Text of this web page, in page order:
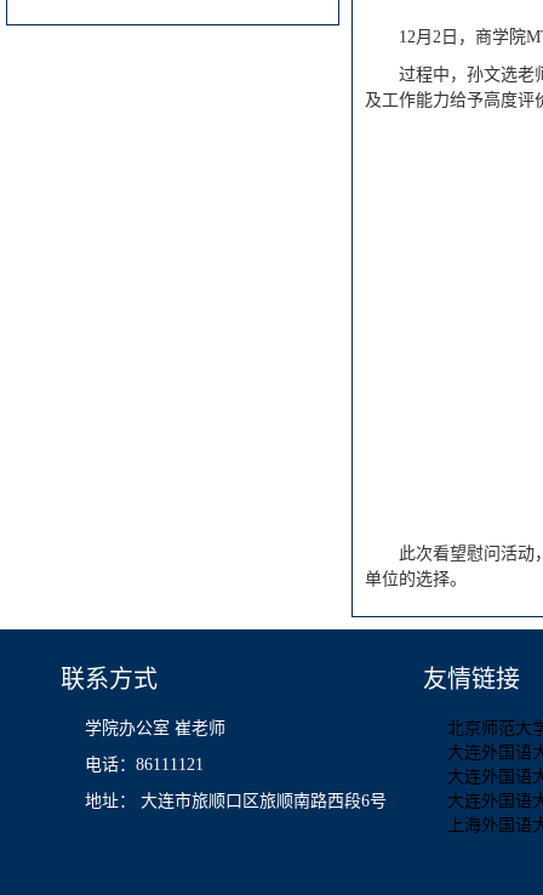
12月2日，商学院
过程中，孙文选老
及工作能力给予高度评
此次看望慰问活动
单位的选择。
联系方式
学院办公室 崔老师
电话：86111121
地址： 大连市旅顺口区旅顺南路西段6号
友情链接
北京师范大
大连外国语
大连外国语
大连外国语
上海外国语